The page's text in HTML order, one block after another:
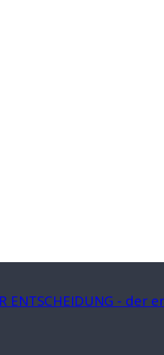
ENTSCHEIDUNG -